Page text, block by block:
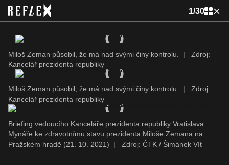
1/30
Miloš Zeman působil, že má nad svými činy kontrolu. |
Zdroj:
Kancelář prezidenta republiky
Miloš Zeman působil, že má nad svými činy kontrolu. |
Zdroj:
Kancelář prezidenta republiky
Briefing vedoucího Kanceláře prezidenta republiky Vratislava
Mynáře ke zdravotnímu stavu prezidenta Miloše Zemana na
Pražském hradě (21. 10. 2021)
| Zdroj: ČTK / Šimánek Vít